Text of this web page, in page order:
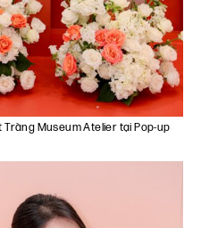
Museum Atelier tại Pop-up